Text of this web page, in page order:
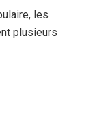
les
plusieurs